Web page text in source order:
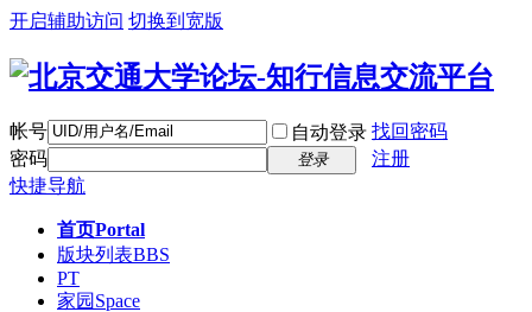
开启辅助访问 切换到宽版
帐号 自动登录 找回密码
密码
登录
注册
快捷导航
首页Portal
版块列表BBS
PT
家园 Space